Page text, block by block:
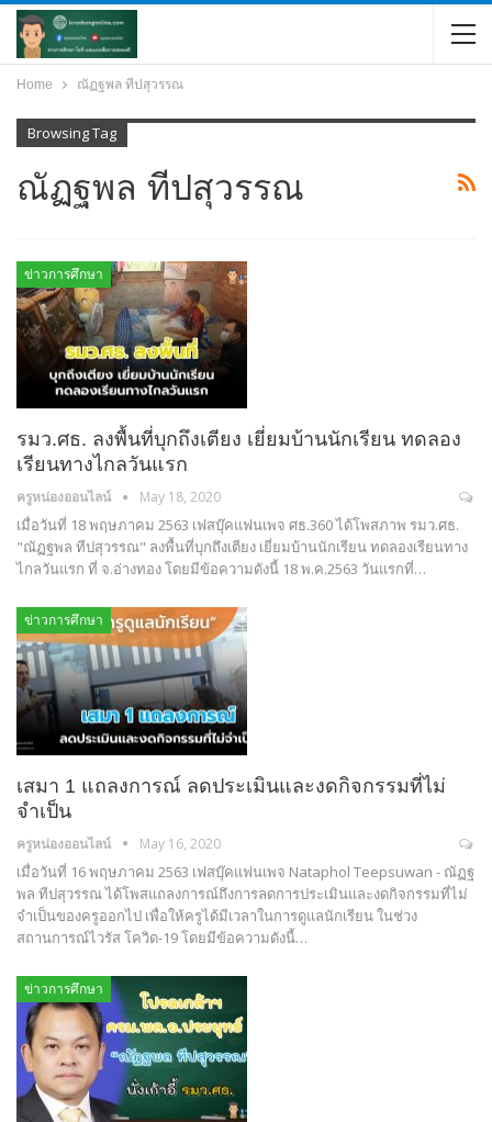
Home ณัฏฐพล ทีปสุวรรณ
Browsing Tag
ณัฏฐพล ทีปสุวรรณ
ข่าวการศึกษา
รมว.ศธ. ลงพื้นที่บุกถึงเตียง เยี่ยมบ้านนักเรียน ทดลอง
เรียนทางไกลวันแรก
ครูหน่องออนไลน์ May 18, 2020
เมื่อวันที่ 18 พฤษภาคม 2563 เฟสบุ๊คแฟนเพจ ศธ.360 ได้โพสภาพ รมว.ศธ.
"ณัฏฐพล ทีปสุวรรณ" ลงพื้นที่บุกถึงเตียง เยี่ยมบ้านนักเรียน ทดลองเรียนทาง
ไกลวันแรก ที่ จ.อ่างทอง โดยมีข้อความดังนี้ 18 พ.ค.2563 วันแรกที่…
ข่าวการศึกษา
เสมา 1 แถลงการณ์ ลดประเมินและงดกิจกรรมที่ไม่
จำเป็น
ครูหน่องออนไลน์ May 16, 2020
เมื่อวันที่ 16 พฤษภาคม 2563 เฟสบุ๊คแฟนเพจ Nataphol Teepsuwan - ณัฏฐ
พล ทีปสุวรรณ ได้โพสแถลงการณ์ถึงการลดการประเมินและงดกิจกรรมที่ไม่
จำเป็นของครูออกไป เพื่อให้ครูได้มีเวลาในการดูแลนักเรียน ในช่วง
สถานการณ์ไวรัส โควิด-19 โดยมีข้อความดังนี้…
ข่าวการศึกษา